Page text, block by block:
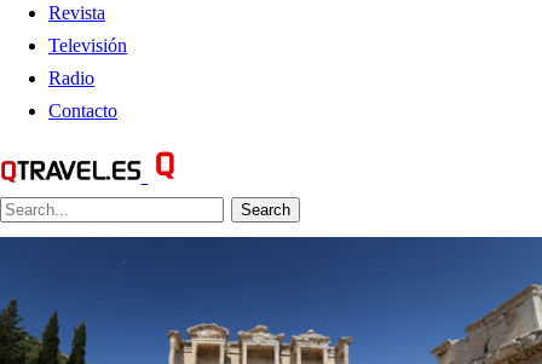
Revista
Televisión
Radio
Contacto
Search